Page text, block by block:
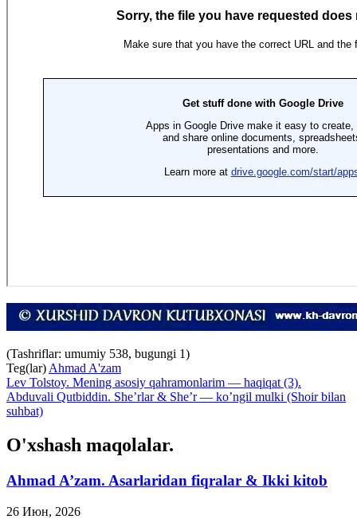
(Tashriflar: umumiy 538, bugungi 1)
Teg(lar)Ahmad A'zam
Lev Tolstoy. Mening asosiy qahramonlarim — haqiqat (3).
Abduvali Qutbiddin. She’rlar & She’r — ko’ngil mulki (Shoir bilan
suhbat)
O'xshash maqolalar.
Ahmad A’zam. Asarlaridan fiqralar & Ikki kitob
26 Июн, 2026